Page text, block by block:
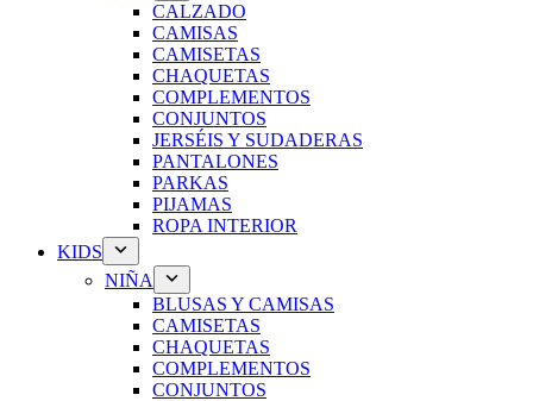
CALZADO
CAMISAS
CAMISETAS
CHAQUETAS
COMPLEMENTOS
CONJUNTOS
JERSÉIS Y SUDADERAS
PANTALONES
PARKAS
PIJAMAS
ROPA INTERIOR
KIDS
NIÑA
BLUSAS Y CAMISAS
CAMISETAS
CHAQUETAS
COMPLEMENTOS
CONJUNTOS